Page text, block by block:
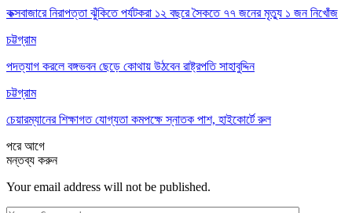
কক্সবাজারে নিরাপত্তা ঝুঁকিতে পর্যটকরা ১২ বছরে সৈকতে ৭৭ জনের মৃত্যু ১ জন নিখোঁজ
চট্টগ্রাম
পদত্যাগ করলে বঙ্গভবন ছেড়ে কোথায় উঠবেন রাষ্ট্রপতি সাহাবুদ্দিন
চট্টগ্রাম
চেয়ারম্যানের শিক্ষাগত যোগ্যতা কমপক্ষে স্নাতক পাশ, হাইকোর্টে রুল
পরেআগে
মন্তব্য করুন
Your email address will not be published.